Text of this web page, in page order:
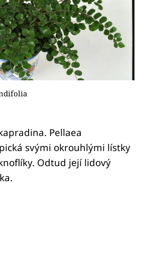
Pellaea
svými okrouhlými lístky
Odtud její lidový